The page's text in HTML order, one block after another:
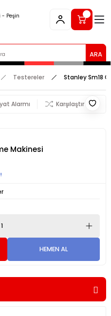
ARA
Testereler Stanley Sm18
Alarmı Karşılaştır
Makinesi
HEMEN AL